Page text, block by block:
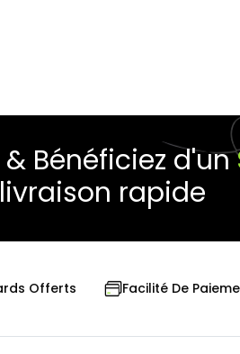
& Bénéficiez d'un
rapide
Offerts Facilité De